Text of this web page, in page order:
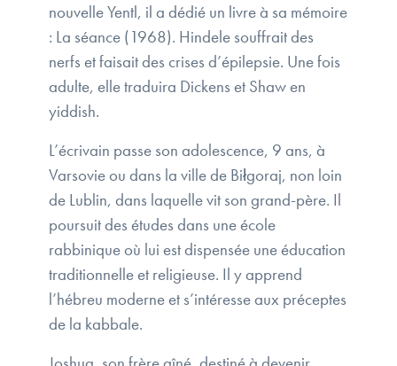
nouvelle Yentl, il a dédié un livre à sa mémoire
: La séance (1968). Hindele souffrait des
nerfs et faisait des crises d’épilepsie. Une fois
adulte, elle traduira Dickens et Shaw en
yiddish.
L’écrivain passe son adolescence, 9 ans, à
Varsovie ou dans la ville de Biłgoraj, non loin
de Lublin, dans laquelle vit son grand-père. Il
poursuit des études dans une école
rabbinique où lui est dispensée une éducation
traditionnelle et religieuse. Il y apprend
l’hébreu moderne et s’intéresse aux préceptes
de la kabbale.